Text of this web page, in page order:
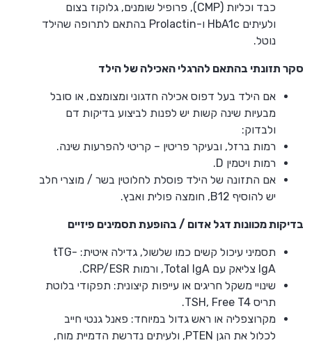
כבד וכליות (CMP), פרופיל שומנים, גלוקוז בצום
ולעיתים HbA1c ו-Prolactin בהתאם לתרופה שהילד
נוטל.
סקר תזונתי בהתאם להרגלי האכילה של הילד
אם הילד בעל דפוס אכילה חדגוני ומצומצם, או סובל
מבעיות שינה קשות יש לפנות לביצוע בדיקות דם
ולבדוק:
רמות ברזל, ובעיקר פריטין – קריטי להפרעות שינה.
רמות ויטמין D.
אם התזונה של הילד פוסלת לחלוטין בשר / מוצרי חלב
יש להוסיף B12, חומצה פולית ואבץ.
בדיקות מכוונות דגל אדום / בהופעת תסמינים פיזיים
תסמיני עיכול קשים כמו שלשול, גדילה איטית: tTG-
IgA צליאק עם Total IgA, ורמות CRP/ESR.
שינויי משקל חריגים או עייפות קיצונית: תפקודי בלוטת
תריס TSH, Free T4.
מקרוצפליה או ראש גדול במיוחד: פאנל גנטי חייב
לכלול את הגן PTEN, ולעיתים נדרשת הדמיית מוח,